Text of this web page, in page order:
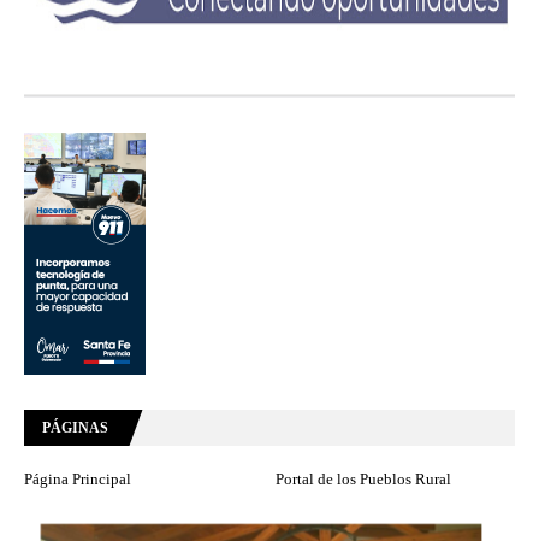
PÁGINAS
Página Principal Portal de los Pueblos Rural